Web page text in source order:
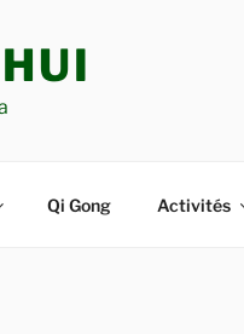
Qi Gong Activités